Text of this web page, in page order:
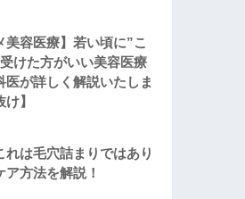
美容医療】若い頃に”こ
けた方がいい美容医療
医が詳しく解説いたしま
】
れは毛穴詰まりではあり
ア方法を解説！